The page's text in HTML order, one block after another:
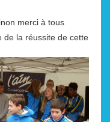
merci à tous
de la réussite de cette